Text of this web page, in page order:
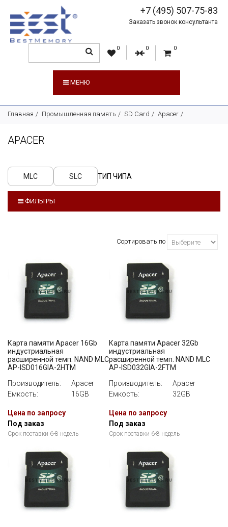
+7 (495) 507-75-83
Заказать звонок консультанта
0 0 0
МЕНЮ
Главная Промышленная память SD Card Apacer
APACER
MLC SLC ТИП ЧИПА
ФИЛЬТРЫ
Сортировать по
Карта памяти Apacer 16Gb
индустриальная
расширенной темп. NAND MLC
AP-ISD016GIA-2HTM
Производитель:
Apacer
Емкость:
16GB
Цена по запросу
Под заказ
Срок поставки 6-8 недель
Карта памяти Apacer 32Gb
индустриальная
расширенной темп. NAND MLC
AP-ISD032GIA-2FTM
Производитель:
Apacer
Емкость:
32GB
Цена по запросу
Под заказ
Срок поставки 6-8 недель